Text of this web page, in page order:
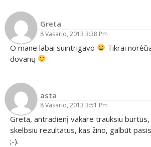
Greta
8 Vasario, 2013 3:38 Pm
O mane labai suintrigavo
Tikrai
dovanų
asta
8 Vasario, 2013 3:51 Pm
Greta, antradienį vakare trauksiu
skelbsiu rezultatus, kas žino, galbūt
;-).